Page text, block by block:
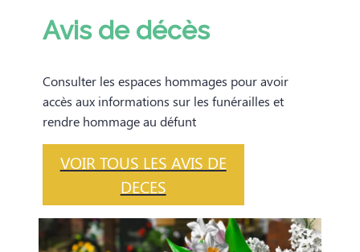
Avis de décès
Consulter les espaces hommages pour avoir
accès aux informations sur les funérailles et
rendre hommage au défunt
VOIR TOUS LES AVIS DE
DECES